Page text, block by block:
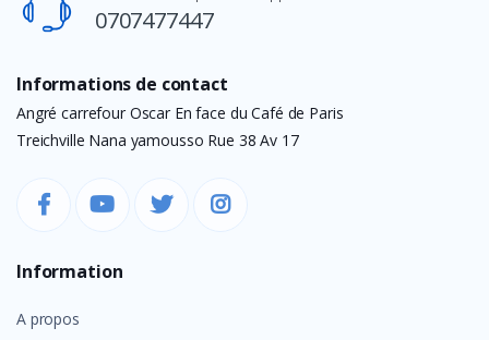
0707477447
Informations de contact
Angré carrefour Oscar En face du Café de Paris
Treichville Nana yamousso Rue 38 Av 17
Information
A propos